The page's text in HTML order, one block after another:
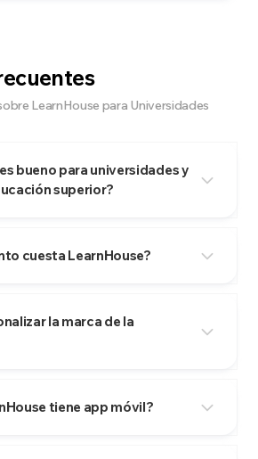
LearnHouse para Universidades
bueno para universidades y
superior?
cuesta LearnHouse?
la marca de la
tiene app móvil?